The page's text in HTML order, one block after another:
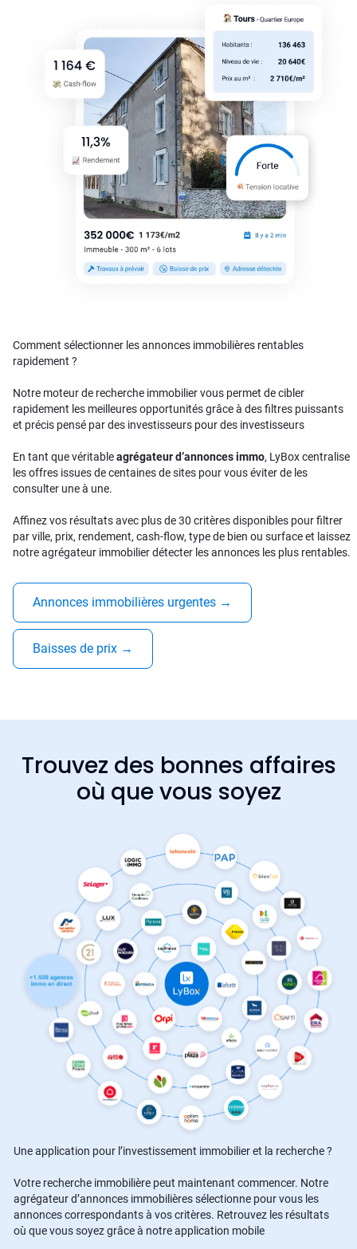
Comment sélectionner les annonces immobilières rentables
rapidement ?
Notre moteur de recherche immobilier vous permet de cibler
rapidement les meilleures opportunités grâce à des filtres puissants
et précis pensé par des investisseurs pour des investisseurs
En tant que véritableagrégateur d’annonces immo, LyBox centralise
les offres issues de centaines de sites pour vous éviter de les
consulter une à une.
Affinez vos résultats avec plus de 30 critères disponibles pour filtrer
par ville, prix, rendement, cash-flow, type de bien ou surface et laissez
notre agrégateur immobilier détecter les annonces les plus rentables.
Annonces immobilières urgentes →
Baisses de prix →
Trouvez des bonnes affaires
où que vous soyez
Une application pour l’investissement immobilier et la recherche ?
Votre recherche immobilière peut maintenant commencer. Notre
agrégateur d’annonces immobilières sélectionne pour vous les
annonces correspondants à vos critères. Retrouvez les résultats
où que vous soyez grâce à notre application mobile